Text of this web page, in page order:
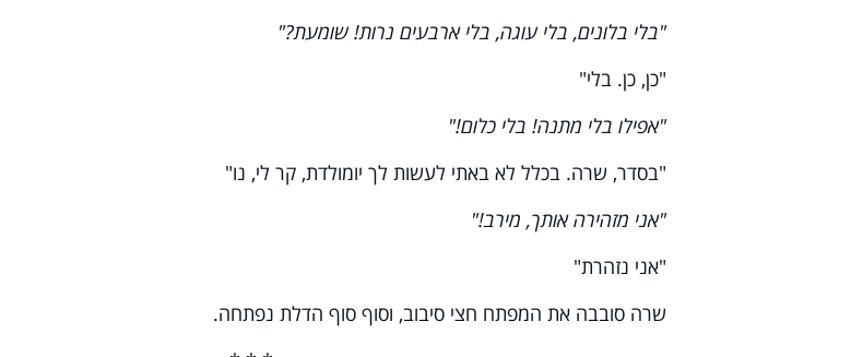
"בלי בלונים, בלי עוגה, בלי ארבעים נרות! שומעת?"
"כן, כן. בלי"
"אפילו בלי מתנה! בלי כלום!"
"בסדר, שרה. בכלל לא באתי לעשות לך יומולדת, קר לי, נו"
"אני מזהירה אותך, מירב!"
"אני נזהרת"
שרה סובבה את המפתח חצי סיבוב, וסוף סוף הדלת נפתחה.